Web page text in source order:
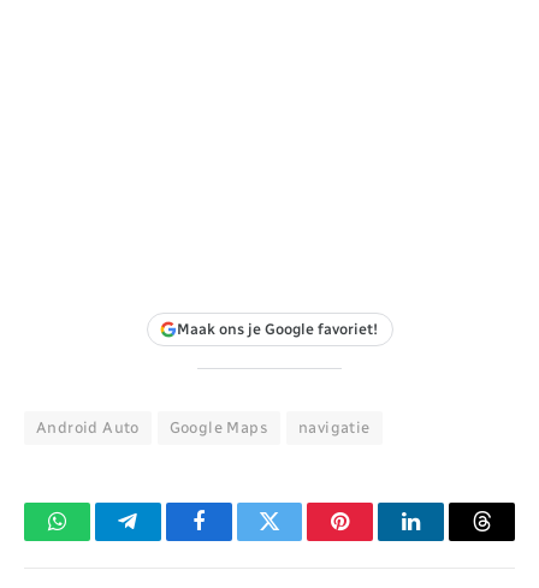
Maak ons je Google favoriet!
Android Auto Google Maps navigatie
WhatsAppTelegramFacebookTwitter PinterestLinkedIn